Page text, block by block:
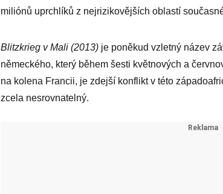
miliónů uprchlíků z nejrizikovějších oblastí
Blitzkrieg v Mali (2013) je poněkud vzletný název
německého, který během šesti květnových a
na kolena Francii, je zdejší konflikt v této
zcela nesrovnatelný.